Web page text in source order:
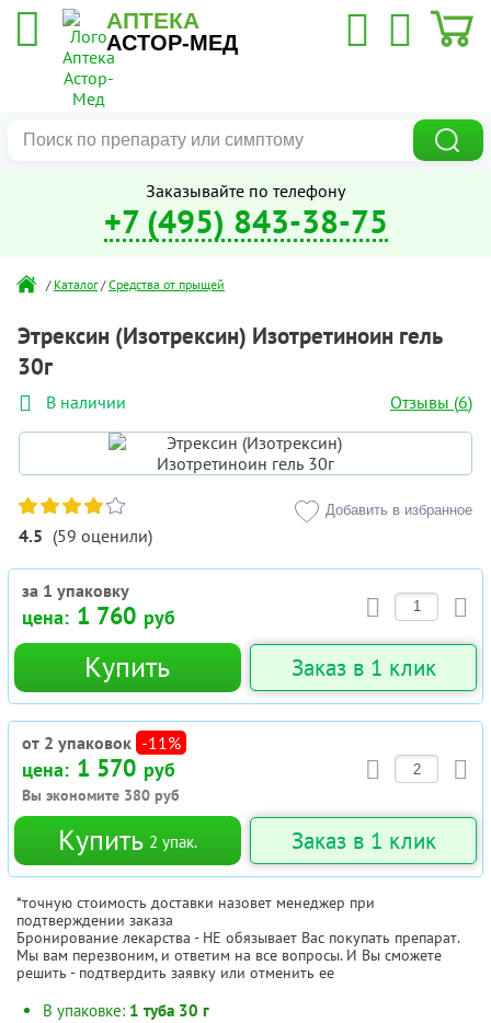
АПТЕКА
АСТОР-МЕД
Заказывайте по телефону
+7 (495) 843-38-75
/ Каталог /Средства от прыщей
Этрексин (Изотрексин) Изотретиноин гель
30г
В наличии Отзывы (6)
4.5 (59 оценили)
Добавить в избранное
за 1 упаковку
цена: 1 760 руб
Купить Заказ в 1 клик
от 2 упаковок -11%
цена: 1 570 руб
Вы экономите 380 руб
Купить 2 упак. Заказ в 1 клик
*точную стоимость доставки назовет менеджер при
подтверждении заказа
Бронирование лекарства - НЕ обязывает Вас покупать препарат.
Мы вам перезвоним, и ответим на все вопросы. И Вы сможете
решить - подтвердить заявку или отменить ее
В упаковке: 1 туба 30 г